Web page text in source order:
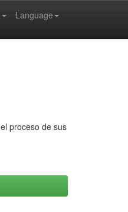
Language
proceso de sus